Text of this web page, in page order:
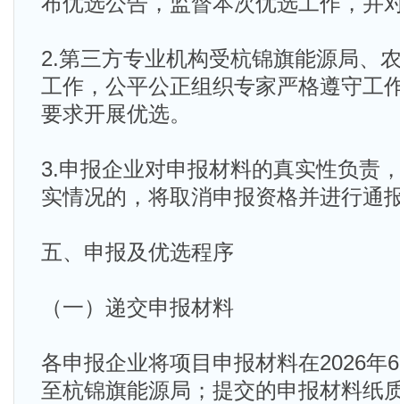
2.第三方专业机构受杭锦旗能源局、
工作，公平公正组织专家严格遵守工
要求开展优选。
3.申报企业对申报材料的真实性负责
实情况的，将取消申报资格并进行通
五、申报及优选程序
（一）递交申报材料
各申报企业将项目申报材料在2026年
至杭锦旗能源局；提交的申报材料纸